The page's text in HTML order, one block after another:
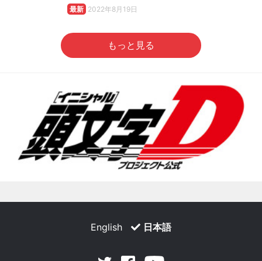
最新 2022年8月19日
もっと見る
English 日本語